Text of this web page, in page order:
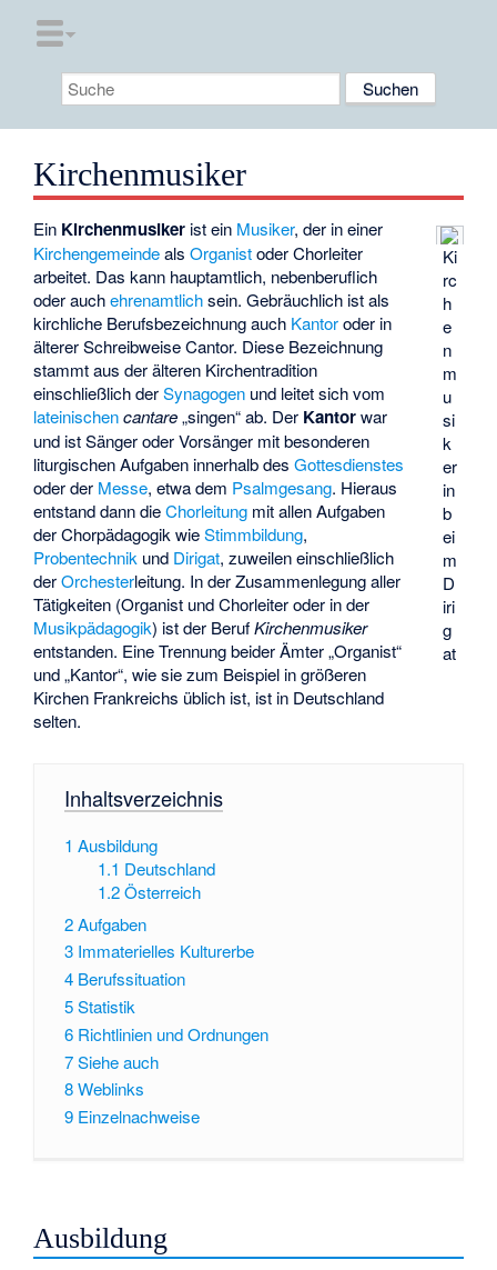
Kirchenmusiker
Ki
rc
h
e
n
m
u
si
k
er
in
b
ei
m
D
iri
g
at
Ein Kirchenmusiker ist ein Musiker, der in einer
KirchengemeindealsOrganistoder Chorleiter
arbeitet. Das kann hauptamtlich, nebenberuflich
oder auchehrenamtlichsein. Gebräuchlich ist als
kirchliche Berufsbezeichnung auch Kantoroder in
älterer Schreibweise Cantor. Diese Bezeichnung
stammt aus der älteren Kirchentradition
einschließlich derSynagogen und leitet sich vom
lateinischen cantare„singen“ ab. Der Kantorwar
und ist Sänger oder Vorsänger mit besonderen
liturgischen Aufgaben innerhalb desGottesdienstes
oder der Messe, etwa dem Psalmgesang. Hieraus
entstand dann dieChorleitung mit allen Aufgaben
der Chorpädagogik wieStimmbildung,
Probentechnik und Dirigat, zuweilen einschließlich
derOrchesterleitung. In der Zusammenlegung aller
Tätigkeiten (Organist und Chorleiter oder in der
Musikpädagogik) ist der BerufKirchenmusiker
entstanden. Eine Trennung beider Ämter „Organist“
und „Kantor“, wie sie zum Beispiel in größeren
Kirchen Frankreichs üblich ist, ist in Deutschland
selten.
Inhaltsverzeichnis
1 Ausbildung
1.1 Deutschland
1.2 Österreich
2Aufgaben
3 Immaterielles Kulturerbe
4 Berufssituation
5Statistik
6 Richtlinien und Ordnungen
7Siehe auch
8Weblinks
9 Einzelnachweise
Ausbildung